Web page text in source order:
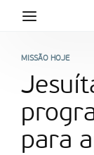
MISSÃO HOJE
para